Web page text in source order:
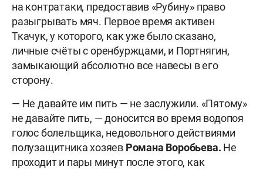
на контратаки, предоставив «Рубину» право
разыгрывать мяч. Первое время активен
Ткачук, у которого, как уже было сказано,
личные счёты с оренбуржцами, и Портнягин,
замыкающий абсолютно все навесы в его
сторону.
— Не давайте им пить — не заслужили. «Пятому»
не давайте пить, — доносится во время водопоя
голос болельщика, недовольного действиями
полузащитника хозяев Романа Воробьева. Не
проходит и пары минут после этого, как